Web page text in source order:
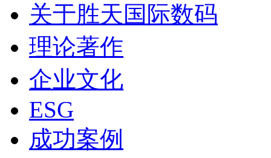
关于胜天国际数码
理论著作
企业文化
ESG
成功案例